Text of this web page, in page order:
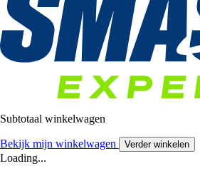
Subtotaal winkelwagen
Bekijk mijn winkelwagen Verder winkelen
Loading...